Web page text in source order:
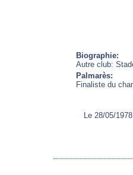
Biographie:
Autre club:
Palmarès:
Finaliste du
Le 28/05/1978